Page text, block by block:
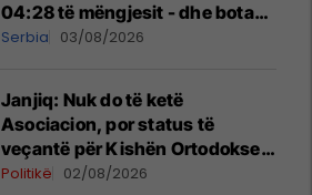
04:28 të mëngjesit - dhe bota
digjitale serbe shpall gjendjen e
Serbia 03/08/2026
Janjiq: Nuk do të ketë
Asociacion, por status të
veçantë për Kishën Ortodokse
Serbe në Kosovë
Politikë 02/08/2026